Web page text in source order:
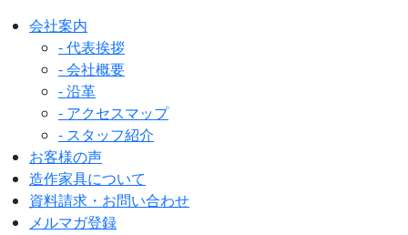
会社案内
- 代表挨拶
- 会社概要
- 沿革
- アクセスマップ
- スタッフ紹介
お客様の声
造作家具について
資料請求・お問い合わせ
メルマガ登録